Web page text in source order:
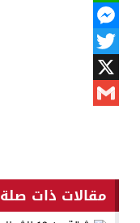
WhatsApp
Messenger
Twitter
X
مقالات ذات صلة